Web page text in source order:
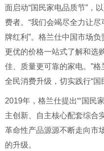
面启动“国民家电品质节”，
费者。“我们会竭尽全力让
牌红利”。格兰仕中国市场
更优的价格一站式了解和选
佳、质量更可靠的家电。”
全民消费升级，切实践行“国
2019年，格兰仕提出“‘国民
主创新、自主核心配套综合
革命性产品源源不断走向市
的升级。